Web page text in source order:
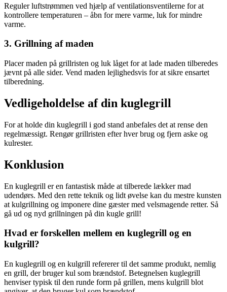
Reguler luftstrømmen ved hjælp af ventilationsventilerne for at
kontrollere temperaturen – åbn for mere varme, luk for mindre
varme.
3. Grillning af maden
Placer maden på grillristen og luk låget for at lade maden tilberedes
jævnt på alle sider. Vend maden lejlighedsvis for at sikre ensartet
tilberedning.
Vedligeholdelse af din kuglegrill
For at holde din kuglegrill i god stand anbefales det at rense den
regelmæssigt. Rengør grillristen efter hver brug og fjern aske og
kulrester.
Konklusion
En kuglegrill er en fantastisk måde at tilberede lækker mad
udendørs. Med den rette teknik og lidt øvelse kan du mestre kunsten
at kulgrillning og imponere dine gæster med velsmagende retter. Så
gå ud og nyd grillningen på din kugle grill!
Hvad er forskellen mellem en kuglegrill og en
kulgrill?
En kuglegrill og en kulgrill refererer til det samme produkt, nemlig
en grill, der bruger kul som brændstof. Betegnelsen kuglegrill
henviser typisk til den runde form på grillen, mens kulgrill blot